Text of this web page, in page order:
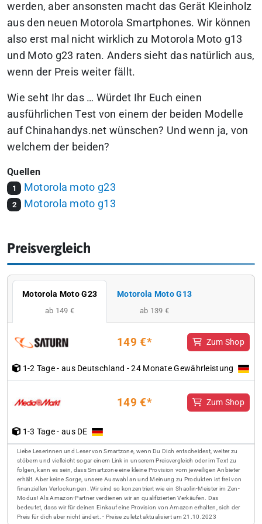
werden, aber ansonsten macht das Gerät Kleinholz
aus den neuen Motorola Smartphones. Wir können
also erst mal nicht wirklich zu Motorola Moto g13
und Moto g23 raten. Anders sieht das natürlich aus,
wenn der Preis weiter fällt.
Wie seht Ihr das … Würdet Ihr Euch einen
ausführlichen Test von einem der beiden Modelle
auf Chinahandys.net wünschen? Und wenn ja, von
welchem der beiden?
Quellen
1 Motorola moto g23
2 Motorola moto g13
Preisvergleich
Motorola Moto G23
ab 149 €
Motorola Moto G13
ab 139 €
149 €* Zum Shop
1-2 Tage - aus Deutschland - 24 Monate Gewährleistung
149 €* Zum Shop
1-3 Tage - aus DE
Liebe Leserinnen und Leser von Smartzone, wenn Du Dich entscheidest, weiter zu
stöbern und vielleicht sogar einem Link in unserem Preisvergleich oder im Text zu
folgen, kann es sein, dass Smartzone eine kleine Provision vom jeweiligen Anbieter
erhält. Aber keine Sorge, unsere Auswahl an und Meinung zu Produkten ist frei von
finanziellen Verlockungen. Wir sind so konzentriert wie ein Shaolin-Meister im Zen-
Modus! Als Amazon-Partner verdienen wir an qualifizierten Verkäufen. Das
bedeutet, dass wir für deinen Einkauf eine Provision von Amazon erhalten, sich der
Preis für dich aber nicht ändert. - Preise zuletzt aktualisiert am 21.10.2023